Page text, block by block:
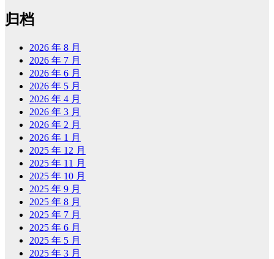
归档
2026 年 8 月
2026 年 7 月
2026 年 6 月
2026 年 5 月
2026 年 4 月
2026 年 3 月
2026 年 2 月
2026 年 1 月
2025 年 12 月
2025 年 11 月
2025 年 10 月
2025 年 9 月
2025 年 8 月
2025 年 7 月
2025 年 6 月
2025 年 5 月
2025 年 3 月